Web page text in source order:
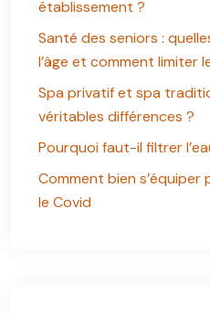
établissement ?
Santé des seniors :
l’âge et comment limiter
Spa privatif et spa
véritables différences ?
Pourquoi faut-il filtrer
Comment bien
le Covid